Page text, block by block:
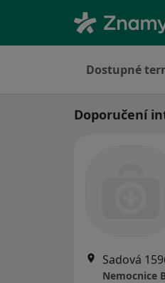
Dostupné
Doporučení
Sadová
Nemocnice